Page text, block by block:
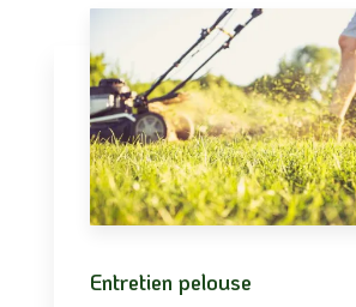
Entretien pelouse